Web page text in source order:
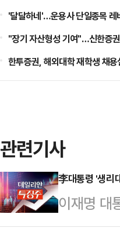
'달달하네'…운용사 단일종목
"장기 자산형성 기여"…신한증
한투증권, 해외대학 재학생 채용
관련기사
李대통령 '생리
이재명 대
상향하고